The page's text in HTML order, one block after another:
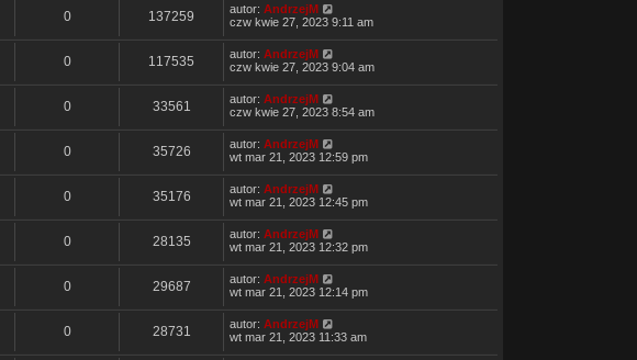
0 137259 autor: AndrzejM
czw kwie 27, 2023 9:11 am
0 117535 autor: AndrzejM
czw kwie 27, 2023 9:04 am
0 33561 autor: AndrzejM
czw kwie 27, 2023 8:54 am
0 35726 autor: AndrzejM
wt mar 21, 2023 12:59 pm
0 35176 autor: AndrzejM
wt mar 21, 2023 12:45 pm
0 28135 autor: AndrzejM
wt mar 21, 2023 12:32 pm
0 29687 autor: AndrzejM
wt mar 21, 2023 12:14 pm
0 28731 autor: AndrzejM
wt mar 21, 2023 11:33 am